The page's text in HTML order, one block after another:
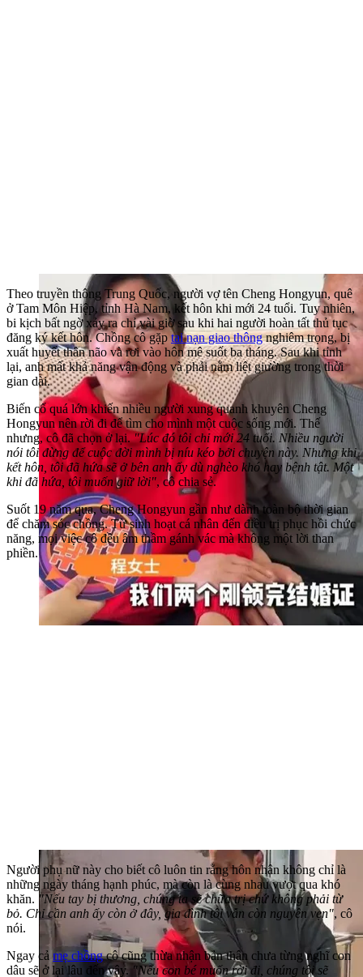
Theo truyền thông Trung Quốc, người vợ tên Cheng Hongyun, quê
ở Tam Môn Hiệp, tỉnh Hà Nam, kết hôn khi mới 24 tuổi. Tuy nhiên,
bi kịch bất ngờ xảy ra chỉ vài giờ sau khi hai người hoàn tất thủ tục
đăng ký kết hôn. Chồng cô gặptai nạn giao thôngnghiêm trọng, bị
xuất huyết thân não và rơi vào hôn mê suốt ba tháng. Sau khi tỉnh
lại, anh mất khả năng vận động và phải nằm liệt giường trong thời
gian dài.
Biến cố quá lớn khiến nhiều người xung quanh khuyên Cheng
Hongyun nên rời đi để tìm cho mình một cuộc sống mới. Thế
nhưng, cô đã chọn ở lại."Lúc đó tôi chỉ mới 24 tuổi. Nhiều người
nói tôi đừng để cuộc đời mình bị níu kéo bởi chuyện này. Nhưng khi
kết hôn, tôi đã hứa sẽ ở bên anh ấy dù nghèo khó hay bệnh tật. Một
khi đã hứa, tôi muốn giữ lời", cô chia sẻ.
Suốt 19 năm qua, Cheng Hongyun gần như dành toàn bộ thời gian
để chăm sóc chồng. Từ sinh hoạt cá nhân đến điều trị phục hồi chức
năng, mọi việc cô đều âm thầm gánh vác mà không một lời than
phiền.
Người phụ nữ này cho biết cô luôn tin rằng hôn nhân không chỉ là
những ngày tháng hạnh phúc, mà còn là cùng nhau vượt qua khó
khăn. "Nếu tay bị thương, chúng ta sẽ chữa trị chứ không phải từ
bỏ. Chỉ cần anh ấy còn ở đây, gia đình tôi vẫn còn nguyên vẹn", cô
nói.
Ngay cảmẹ chồngcô cũng thừa nhận bản thân chưa từng nghĩ con
dâu sẽ ở lại lâu đến vậy. "Nếu con bé muốn rời đi, chúng tôi sẽ